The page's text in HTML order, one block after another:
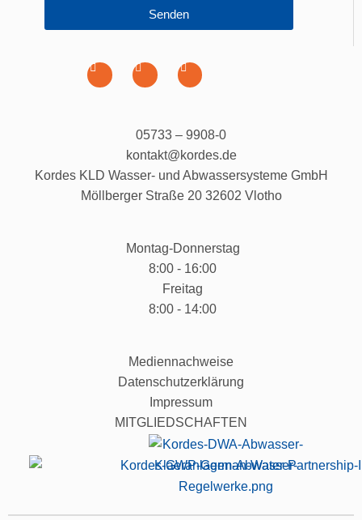
Senden
05733 – 9908-0
kontakt@kordes.de
Kordes KLD Wasser- und Abwassersysteme GmbH
Möllberger Straße 20 32602 Vlotho
Montag-Donnerstag
8:00 - 16:00
Freitag
8:00 - 14:00
Mediennachweise
Datenschutzerklärung
Impressum
MITGLIEDSCHAFTEN